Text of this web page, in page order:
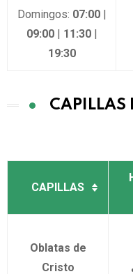
Domingos: 07:00 |
09:00 | 11:30 |
19:30
CAPILLAS
CAPILLAS
Oblatas de
Cristo